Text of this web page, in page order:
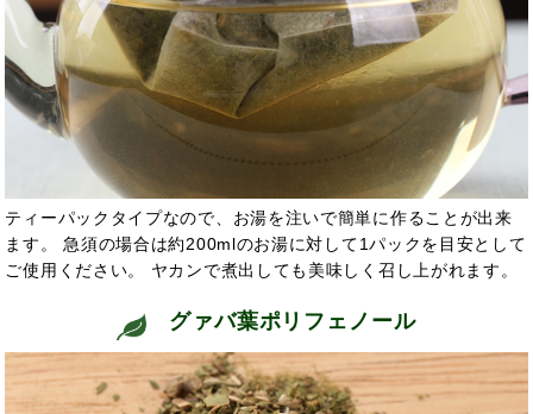
ティーパックタイプなので、お湯を注いで簡単に作ることが出来
ます。 急須の場合は約200mlのお湯に対して1パックを目安として
ご使用ください。 ヤカンで煮出しても美味しく召し上がれます。
グァバ葉ポリフェノール